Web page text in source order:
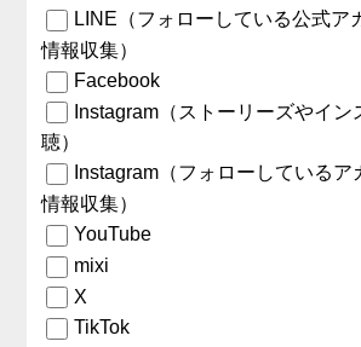
LINE（フォローしている公式ア
情報収集）
Facebook
Instagram（ストーリーズやイン
聴）
Instagram（フォローしている
情報収集）
YouTube
mixi
X
TikTok